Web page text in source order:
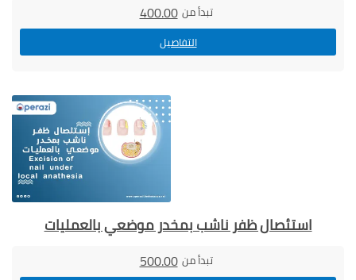
تبدأ من 400.00
التفاصيل
استئصال ظفر ناشب بمخدر موضعي بالعمليات
تبدأ من 500.00